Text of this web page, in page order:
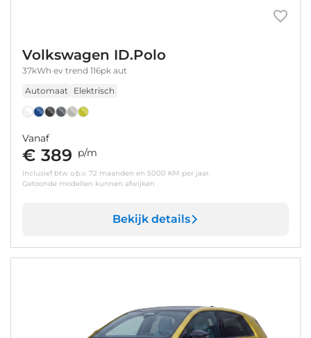
Volkswagen ID.Polo
37kWh ev trend 116pk aut
Automaat
Elektrisch
Vanaf
€ 389 p/m
inclusief btw o.b.v. 72 maanden en 5000 KM per jaar.
Getoonde modellen kunnen afwijken
Bekijk details